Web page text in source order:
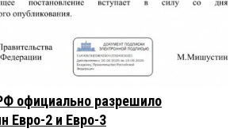
официально разрешило
Евро-2 и Евро-3